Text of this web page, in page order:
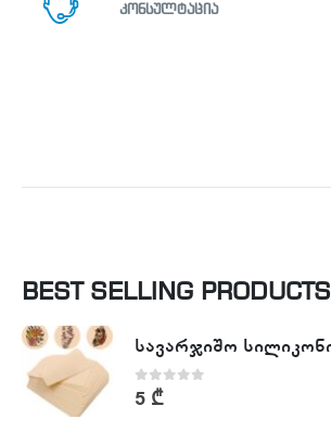
კონსულტაცია
BEST SELLING PRODUCTS
0out of 5
5 ₾